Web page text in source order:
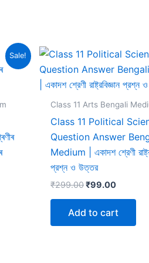
Sale!
Class 11 Arts Bengali
Class 11 Political
Question Answer
Medium | একাদশ শ্রেণী
প্রশ্ন ও উত্তর
₹299.00Original
₹299.00.
₹99.00Current
₹99.00.
Add to cart